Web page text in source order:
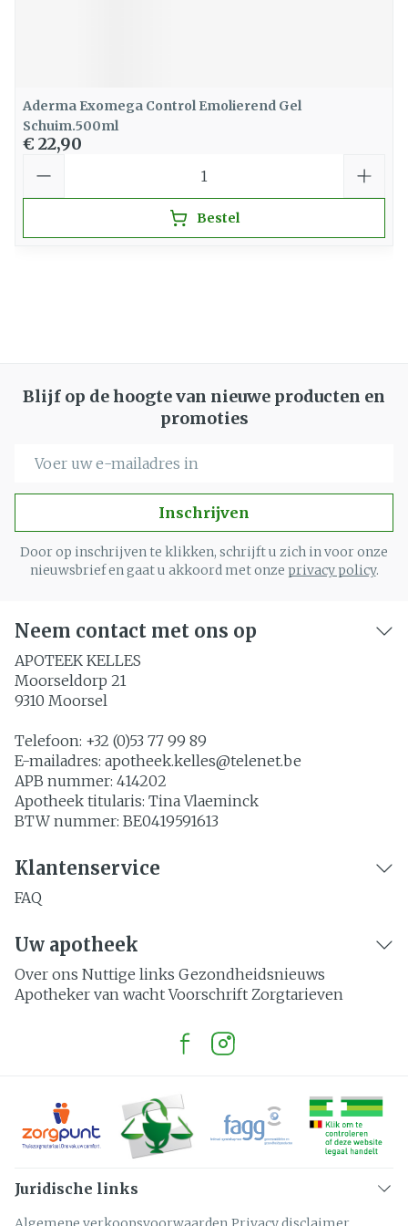
Aderma Exomega Control Emolierend Gel
Schuim.500ml
€ 22,90
Bestel
Blijf op de hoogte van nieuwe producten en
promoties
Inschrijven
Door op inschrijven te klikken, schrijft u zich in voor onze
nieuwsbrief en gaat u akkoord met onze privacy policy.
Neem contact met ons op
APOTEEK KELLES
Moorseldorp 21
9310 Moorsel
Telefoon: +32 (0)53 77 99 89
E-mailadres: apotheek.kelles@telenet.be
APB nummer: 414202
Apotheek titularis: Tina Vlaeminck
BTW nummer: BE0419591613
Klantenservice
FAQ
Uw apotheek
Over ons Nuttige links Gezondheidsnieuws
Apotheker van wacht Voorschrift Zorgtarieven
Juridische links